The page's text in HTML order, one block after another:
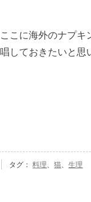
こに海外のナプキ
しておきたいと思
タグ：料理、猫、生理